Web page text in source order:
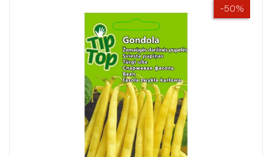
-50%